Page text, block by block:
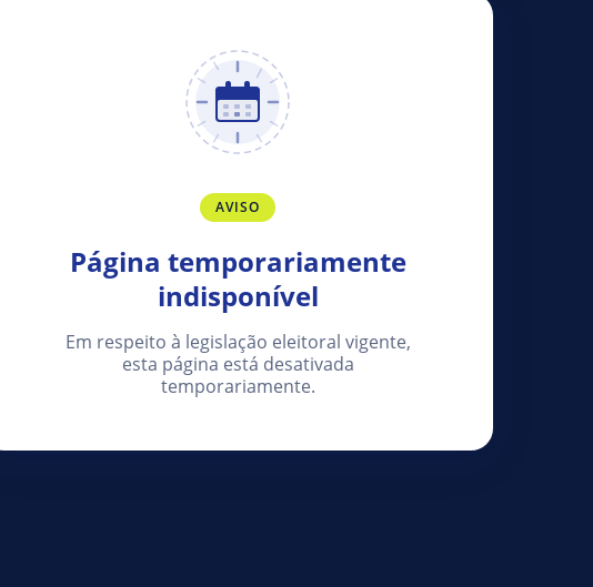
AVISO
Página temporariamente
indisponível
Em respeito à legislação eleitoral vigente,
esta página está desativada
temporariamente.